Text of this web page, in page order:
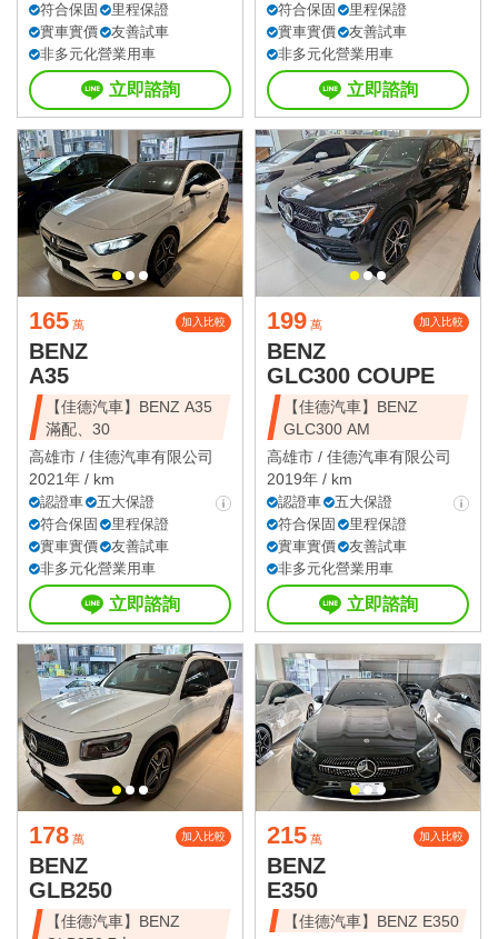
符合保固
里程保證
實車實價
友善試車
非多元化營業用車
立即諮詢
符合保固
里程保證
實車實價
友善試車
非多元化營業用車
立即諮詢
165 萬 加入比較
BENZ
A35
【佳德汽車】BENZ A35
滿配、30
高雄市 / 佳德汽車有限公司
2021年 / km
認證車
五大保證
符合保固
里程保證
實車實價
友善試車
非多元化營業用車
立即諮詢
199 萬 加入比較
BENZ
GLC300 COUPE
【佳德汽車】BENZ
GLC300 AM
高雄市 / 佳德汽車有限公司
2019年 / km
認證車
五大保證
符合保固
里程保證
實車實價
友善試車
非多元化營業用車
立即諮詢
178 萬 加入比較
BENZ
GLB250
【佳德汽車】BENZ
215 萬 加入比較
BENZ
E350
【佳德汽車】BENZ E350